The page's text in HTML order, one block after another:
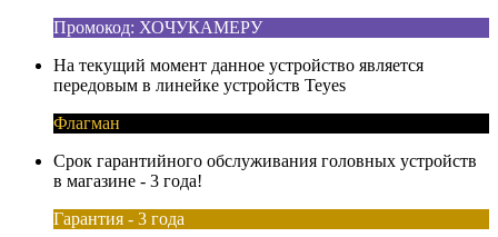
Промокод: ХОЧУКАМЕРУ
На текущий момент данное устройство является
передовым в линейке устройств Teyes
Флагман
Срок гарантийного обслуживания головных устройств
в магазине - 3 года!
Гарантия - 3 года